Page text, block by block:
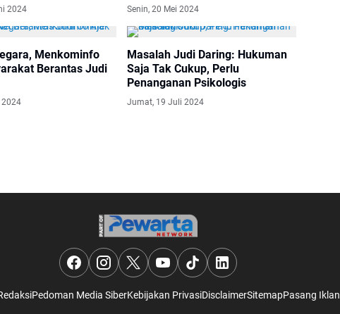
2024 Senin, 20 Mei 2024
Menkominfo
Berantas Judi
2024
Masalah Judi Daring: Hukuman
Saja Tak Cukup, Perlu
Penanganan Psikologis
Jumat, 19 Juli 2024
Pedoman Media SiberKebijakan PrivasiDisclaimerSitemapPasang Iklan